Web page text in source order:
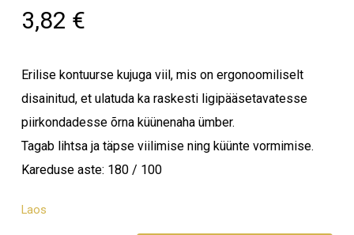
3,82 €
Erilise kontuurse kujuga viil, mis on ergonoomiliselt
disainitud, et ulatuda ka raskesti ligipääsetavatesse
piirkondadesse õrna küünenaha ümber.
Tagab lihtsa ja täpse viilimise ning küünte vormimise.
Kareduse aste: 180 / 100
Laos